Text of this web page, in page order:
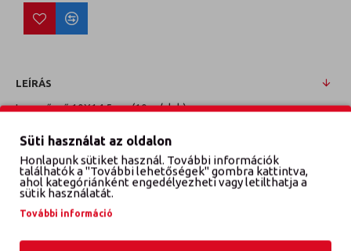
LEÍRÁS
Levegőcső 10X14,5mm (10m / dob)
VÉLEMÉNYEK
Süti használat az oldalon
Honlapunk sütiket használ. További információk
találhatók a "További lehetőségek" gombra kattintva,
ahol kategóriánként engedélyezheti vagy letilthatja a
sütik használatát.
További információ